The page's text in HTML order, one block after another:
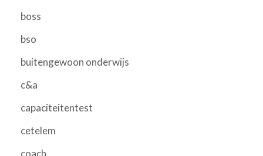
boss
bso
buitengewoon onderwijs
c&a
capaciteitentest
cetelem
coach